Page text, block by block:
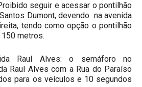
seguir e acessar o pontilhão
Dumont, devendo na avenida
tendo como opção o pontilhão
metros.
Raul Alves: o semáforo no
Raul Alves com a Rua do Paraíso
para os veículos e 10 segundos